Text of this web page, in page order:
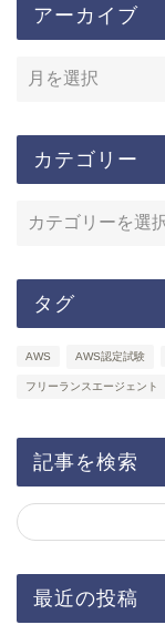
アーカイブ
カテゴリー
タグ
AWS AWS認定試験
フリーランスエージェント
記事を検索
最近の投稿